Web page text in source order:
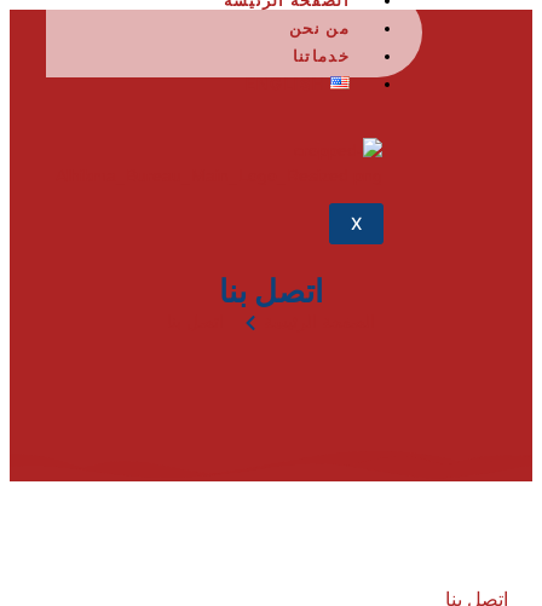
من نحن
خدماتنا
ENGLISH
X
اتصل بنا
اتصل بنا